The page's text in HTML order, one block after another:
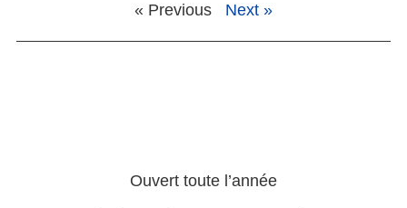
« Previous Next »
Ouvert toute l’année